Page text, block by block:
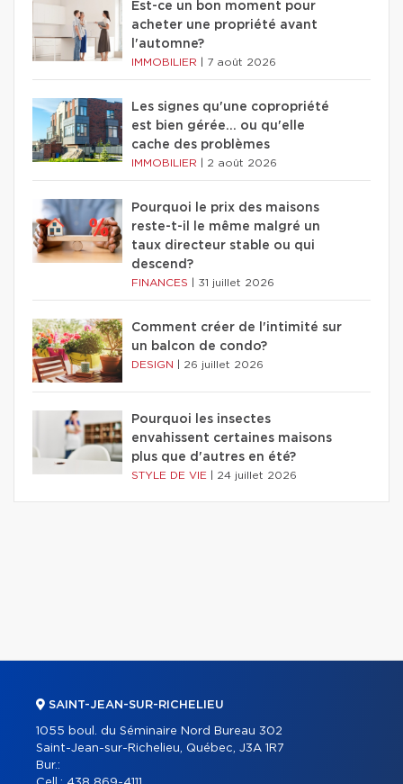
Est-ce un bon moment pour
acheter une propriété avant
l'automne?
IMMOBILIER 7 août 2026
Les signes qu'une copropriété
est bien gérée… ou qu'elle
cache des problèmes
IMMOBILIER 2 août 2026
Pourquoi le prix des maisons
reste-t-il le même malgré un
taux directeur stable ou qui
descend?
FINANCES 31 juillet 2026
Comment créer de l'intimité sur
un balcon de condo?
DESIGN 26 juillet 2026
Pourquoi les insectes
envahissent certaines maisons
plus que d'autres en été?
STYLE DE VIE 24 juillet 2026
SAINT-JEAN-SUR-RICHELIEU
1055 boul. du Séminaire Nord Bureau 302
Saint-Jean-sur-Richelieu, Québec, J3A 1R7
Bur.: